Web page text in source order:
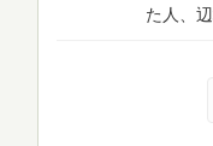
た人、